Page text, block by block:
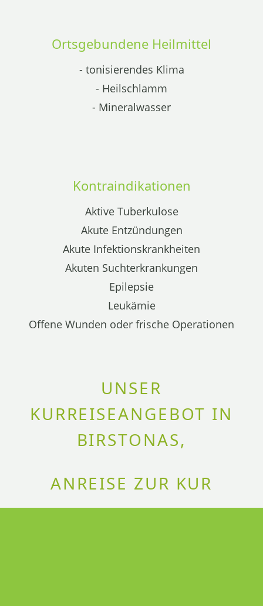
Ortsgebundene Heilmittel
- tonisierendes Klima
- Heilschlamm
- Mineralwasser
Kontraindikationen
Aktive Tuberkulose
Akute Entzündungen
Akute Infektionskrankheiten
Akuten Suchterkrankungen
Epilepsie
Leukämie
Offene Wunden oder frische Operationen
UNSER
KURREISEANGEBOT IN
BIRSTONAS,
ANREISE ZUR KUR